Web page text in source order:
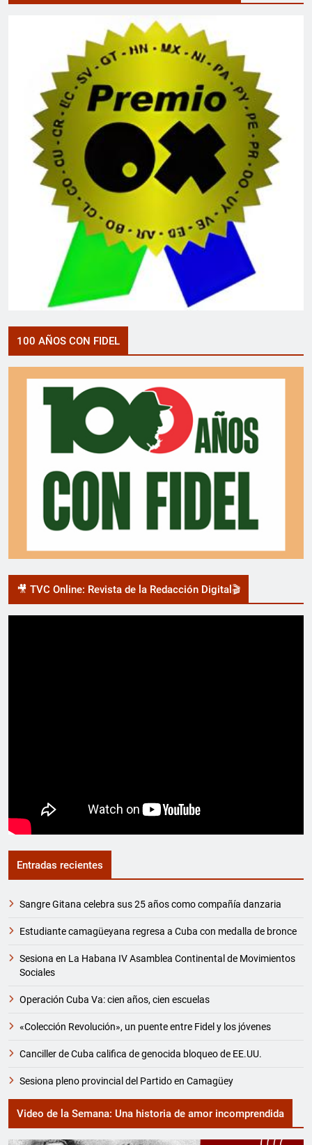
100 AÑOS CON FIDEL
🎥 TVC Online: Revista de la Redacción Digital🎬
Entradas recientes
Sangre Gitana celebra sus 25 años como compañía danzaria
Estudiante camagüeyana regresa a Cuba con medalla de bronce
Sesiona en La Habana IV Asamblea Continental de Movimientos
Sociales
Operación Cuba Va: cien años, cien escuelas
«Colección Revolución», un puente entre Fidel y los jóvenes
Canciller de Cuba califica de genocida bloqueo de EE.UU.
Sesiona pleno provincial del Partido en Camagüey
Video de la Semana: Una historia de amor incomprendida